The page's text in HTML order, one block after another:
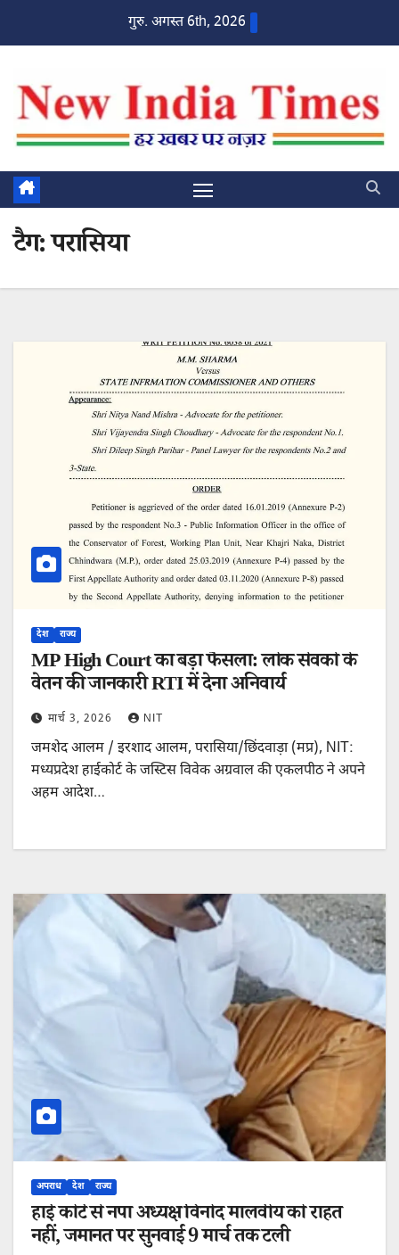
गुरु. अगस्त 6th, 2026
टैग:परासिया
देश राज्य
MP High Court का बड़ा फैसला: लोक सेवकों के
वेतन की जानकारी RTI में देना अनिवार्य
मार्च 3, 2026 NIT
जमशेद आलम / इरशाद आलम, परासिया/छिंदवाड़ा (मप्र), NIT:
मध्यप्रदेश हाईकोर्ट के जस्टिस विवेक अग्रवाल की एकलपीठ ने अपने
अहम आदेश…
अपराध देश राज्य
हाई कोर्ट से नपा अध्यक्ष विनोद मालवीय को राहत
नहीं, जमानत पर सुनवाई 9 मार्च तक टली